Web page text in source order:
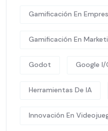
Gamificación En
Gamificación En
Godot Google
Herramientas De IA
Innovación En